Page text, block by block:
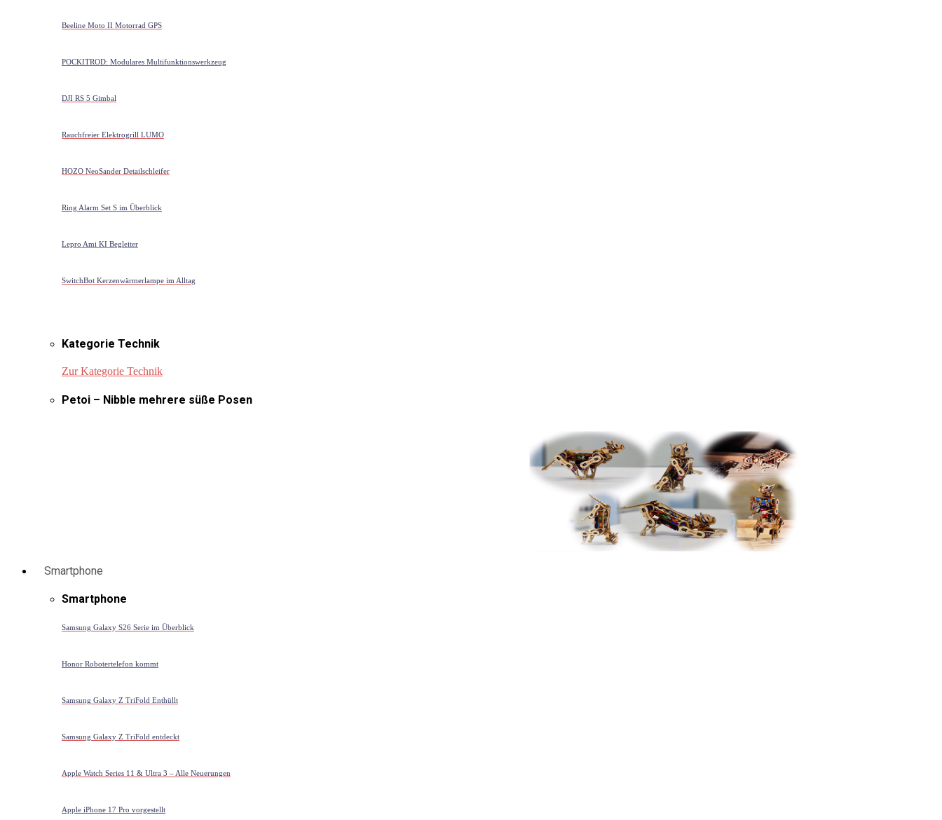
Beeline Moto II Motorrad GPS
POCKITROD: Modulares Multifunktionswerkzeug
DJI RS 5 Gimbal
Rauchfreier Elektrogrill LUMO
HOZO NeoSander Detailschleifer
Ring Alarm Set S im Überblick
Lepro Ami KI Begleiter
SwitchBot Kerzenwärmerlampe im Alltag
Kategorie Technik
Zur Kategorie Technik
Petoi – Nibble mehrere süße Posen
Smartphone
Smartphone
Samsung Galaxy S26 Serie im Überblick
Honor Robotertelefon kommt
Samsung Galaxy Z TriFold Enthüllt
Samsung Galaxy Z TriFold entdeckt
Apple Watch Series 11 & Ultra 3 – Alle Neuerungen
Apple iPhone 17 Pro vorgestellt